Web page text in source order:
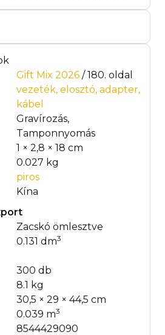
Gift Mix 2026 / 180. oldal
vezeték, elosztó, adapter,
kábel
Gravírozás,
Tamponnyomás
1 × 2,8 × 18 cm
0.027 kg
piros
Kína
Zacskó ömlesztve
0.131 dm3
300 db
8.1 kg
30,5 × 29 × 44,5 cm
0.039 m3
8544429090